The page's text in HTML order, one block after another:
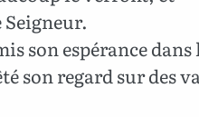
son espérance dans
son regard sur des